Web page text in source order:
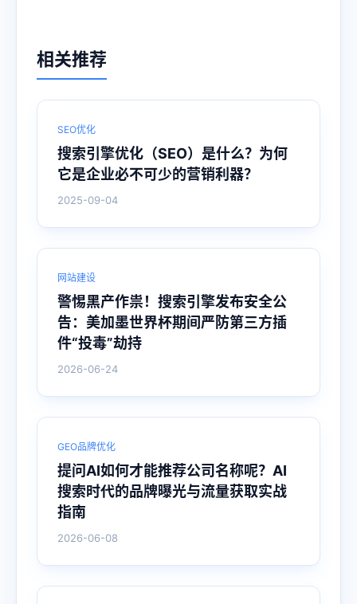
相关推荐
SEO优化
搜索引擎优化（SEO）是什么？为何
它是企业必不可少的营销利器？
2025-09-04
网站建设
警惕黑产作祟！搜索引擎发布安全公
告：美加墨世界杯期间严防第三方插
件“投毒”劫持
2026-06-24
GEO品牌优化
提问AI如何才能推荐公司名称呢？AI
搜索时代的品牌曝光与流量获取实战
指南
2026-06-08